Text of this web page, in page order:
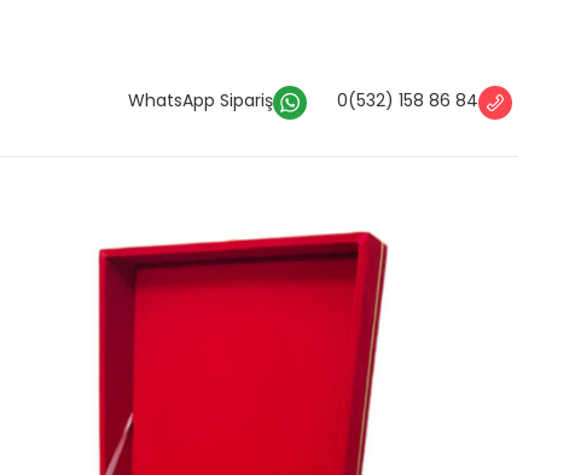
WhatsApp Sipariş 0(532) 158 86 84
Kutusu
için uygun ölçülerde üretilen özel futbol topu kutusu
göre fiyatlandırılır. Telefon veya WhatsApp hattımız
alabilirsiniz.